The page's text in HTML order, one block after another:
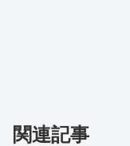
関連記事